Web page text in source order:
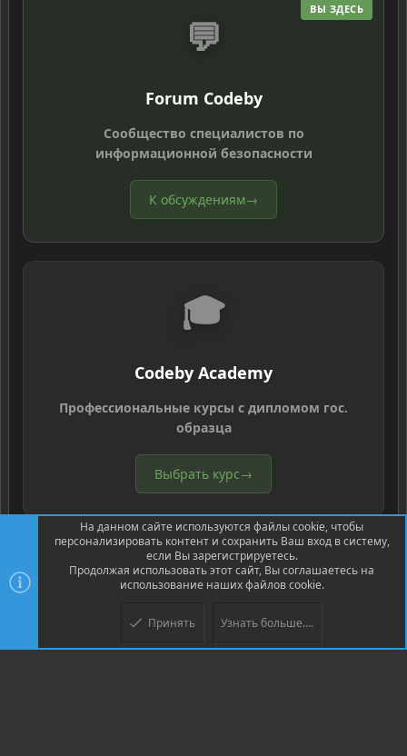
ВЫ ЗДЕСЬ
💬
Forum Codeby
Сообщество специалистов по
информационной безопасности
К обсуждениям→
🎓
Codeby Academy
Профессиональные курсы с дипломом гос.
образца
Выбрать курс→
Community platform by XenForo ® © 2010-2026 XenForo Ltd.
© Jason Axelrod of 8WAYRUN
На данном сайте используются файлы cookie, чтобы
персонализировать контент и сохранить Ваш вход в систему,
если Вы зарегистрируетесь.
Продолжая использовать этот сайт, Вы соглашаетесь на
использование наших файлов cookie.
Принять Узнать больше....